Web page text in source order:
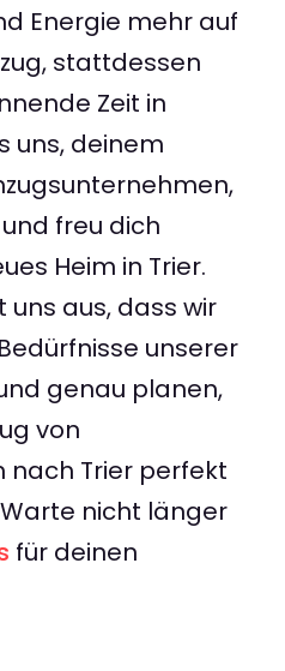
Energie mehr auf
stattdessen
Zeit in
uns, deinem
freu dich
Heim in Trier.
uns aus, dass wir
unserer
genau planen,
von
Trier perfekt
nicht länger
für deinen